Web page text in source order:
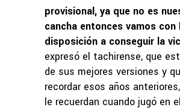
provisional, ya que no es
cancha entonces vamos con
disposición a conseguir la
expresó el tachirense, que
de sus mejores versiones y
recordar esos años
le recuerdan cuando jugó en